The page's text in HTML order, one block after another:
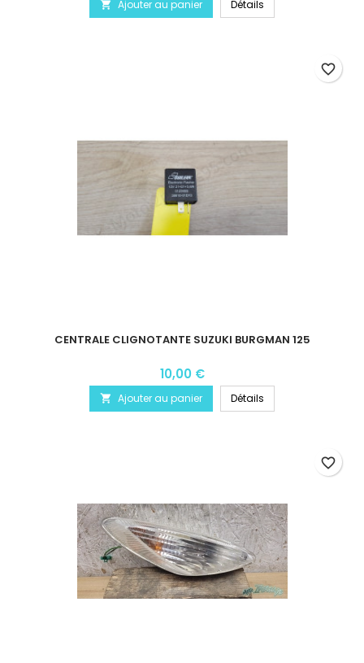
 Ajouter au panier Détails
CENTRALE CLIGNOTANTE SUZUKI BURGMAN 125
10,00 €
 Ajouter au panier Détails
favorite_border
favorite_border